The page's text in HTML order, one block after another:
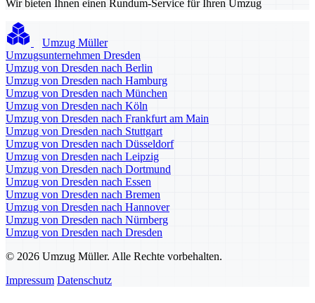
Wir bieten Ihnen einen Rundum-Service für Ihren Umzug
Umzug Müller
Umzugsunternehmen Dresden
Umzug von Dresden nach Berlin
Umzug von Dresden nach Hamburg
Umzug von Dresden nach München
Umzug von Dresden nach Köln
Umzug von Dresden nach Frankfurt am Main
Umzug von Dresden nach Stuttgart
Umzug von Dresden nach Düsseldorf
Umzug von Dresden nach Leipzig
Umzug von Dresden nach Dortmund
Umzug von Dresden nach Essen
Umzug von Dresden nach Bremen
Umzug von Dresden nach Hannover
Umzug von Dresden nach Nürnberg
Umzug von Dresden nach Dresden
© 2026 Umzug Müller. Alle Rechte vorbehalten.
Impressum Datenschutz